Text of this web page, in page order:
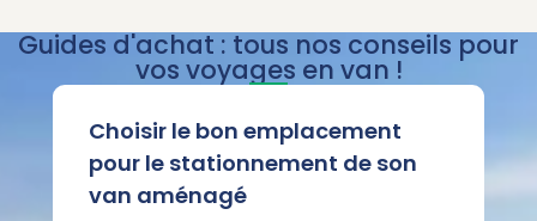
Guides d'achat : tous nos conseils pour
vos voyages en van !
Choisir le bon emplacement
pour le stationnement de son
van aménagé